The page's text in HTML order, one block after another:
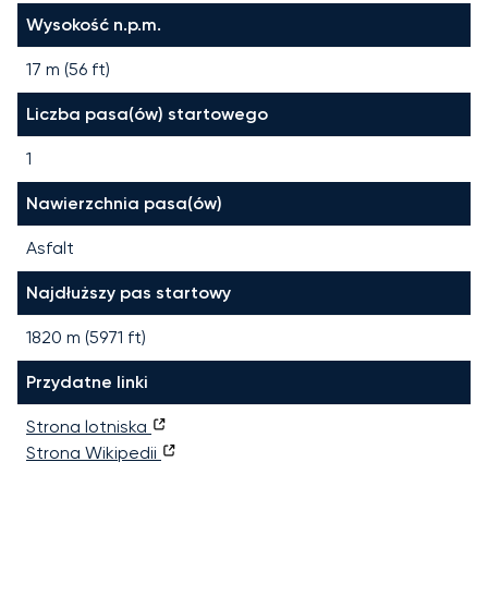
Wysokość n.p.m.
17 m (56 ft)
Liczba pasa(ów) startowego
1
Nawierzchnia pasa(ów)
Asfalt
Najdłuższy pas startowy
1820 m (5971 ft)
Przydatne linki
Strona lotniska
Strona Wikipedii